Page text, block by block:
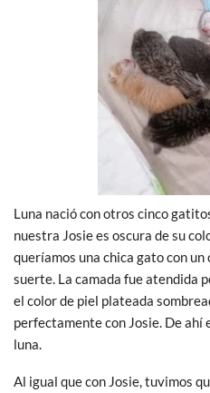
Luna nació con otros cinco
nuestra Josie es oscura de su
queríamos una chica gato con
suerte. La camada fue atendida
el color de piel plateada
perfectamente con Josie. De ahí
luna.
Al igual que con Josie, tuvimos